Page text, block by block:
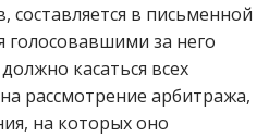
составляется в письменной
за него
касаться всех
рассмотрение арбитража,
на которых оно